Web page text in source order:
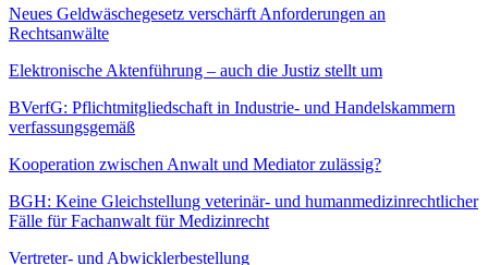
Neues Geldwäschegesetz verschärft Anforderungen an
Rechtsanwälte
Elektronische Aktenführung – auch die Justiz stellt um
BVerfG: Pflichtmitgliedschaft in Industrie- und Handelskammern
verfassungsgemäß
Kooperation zwischen Anwalt und Mediator zulässig?
BGH: Keine Gleichstellung veterinär- und humanmedizinrechtlicher
Fälle für Fachanwalt für Medizinrecht
Vertreter- und Abwicklerbestellung